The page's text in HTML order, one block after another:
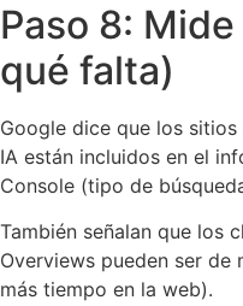
Paso 8:
qué falta)
Google dice que los
IA están incluidos en el
Console (tipo de
También señalan que los
Overviews pueden ser de
más tiempo en la web).